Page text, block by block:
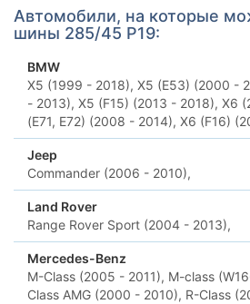
Автомобили, на которые
шины 285/45 Р19:
BMW
X5 (1999 - 2018), X5 (E53) (2000 -
- 2013), X5 (F15) (2013 - 2018), X6
(E71, E72) (2008 - 2014), X6 (F16)
Jeep
Commander (2006 - 2010),
Land Rover
Range Rover Sport (2004 - 2013),
Mercedes-Benz
M-Class (2005 - 2011), M-class
Class AMG (2000 - 2010), R-Class